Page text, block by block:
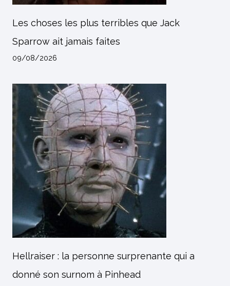
Les choses les plus terribles que Jack
Sparrow ait jamais faites
09/08/2026
Hellraiser : la personne surprenante qui a
donné son surnom à Pinhead